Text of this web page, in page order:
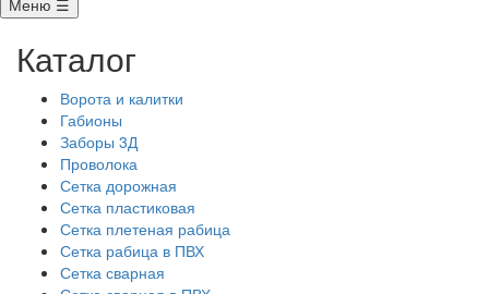
Меню ☰
Каталог
Ворота и калитки
Габионы
Заборы 3Д
Проволока
Сетка дорожная
Сетка пластиковая
Сетка плетеная рабица
Сетка рабица в ПВХ
Сетка сварная